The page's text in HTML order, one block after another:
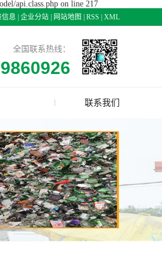
api.class.php on line 217
信息 企业分站 网站地图 RSS XML
全国联系热线：
联系我们